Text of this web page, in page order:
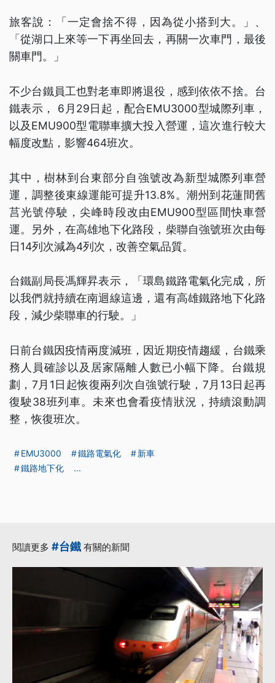
旅客說：「一定會捨不得，因為從小搭到大。」、
「從湖口上來等一下再坐回去，再關一次車門，最後
關車門。」
不少台鐵員工也對老車即將退役，感到依依不捨。台
鐵表示， 6月29日起，配合EMU3000型城際列車，
以及EMU900型電聯車擴大投入營運，這次進行較大
幅度改點，影響464班次。
其中，樹林到台東部分自強號改為新型城際列車營
運，調整後東線運能可提升13.8%。潮州到花蓮間舊
莒光號停駛，尖峰時段改由EMU900型區間快車營
運。另外，在高雄地下化路段，柴聯自強號班次由每
日14列次減為4列次，改善空氣品質。
台鐵副局長馮輝昇表示，「環島鐵路電氣化完成，所
以我們就持續在南迴線這邊，還有高雄鐵路地下化路
段，減少柴聯車的行駛。」
日前台鐵因疫情兩度減班，因近期疫情趨緩，台鐵乘
務人員確診以及居家隔離人數已小幅下降。台鐵規
劃，7月1日起恢復兩列次自強號行駛，7月13日起再
復駛38班列車。未來也會看疫情狀況，持續滾動調
整，恢復班次。
EMU3000 鐵路電氣化
新車
鐵路地下化
...
閱讀更多 #台鐵 有關的新聞